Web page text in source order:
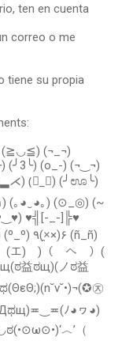
ten en cuenta
correo o me
tiene su propia
(¬_¬)
(╯3╰) (o_-) (¬‿¬)
(॓_॔) (╯ಊ╰)
(｡◕‿◕｡) (⊙_◎) (~
♥╣[-_-]╠♥
エ)￣)（￣へ￣）(
益ಠщ)(ノಠ益
ﾉ◕ヮ◕)
（